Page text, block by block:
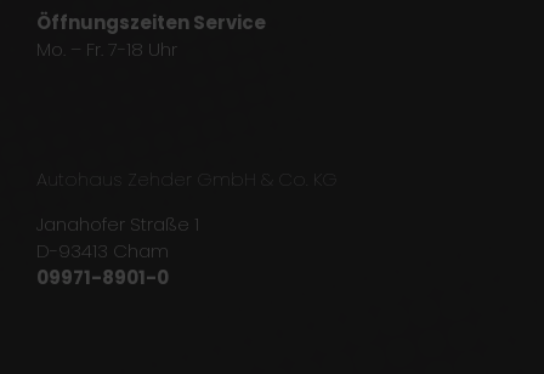
Öffnungszeiten Service
Mo. – Fr. 7-18 Uhr
Autohaus Zehder GmbH & Co. KG
Janahofer Straße 1
D-93413 Cham
09971-8901-0